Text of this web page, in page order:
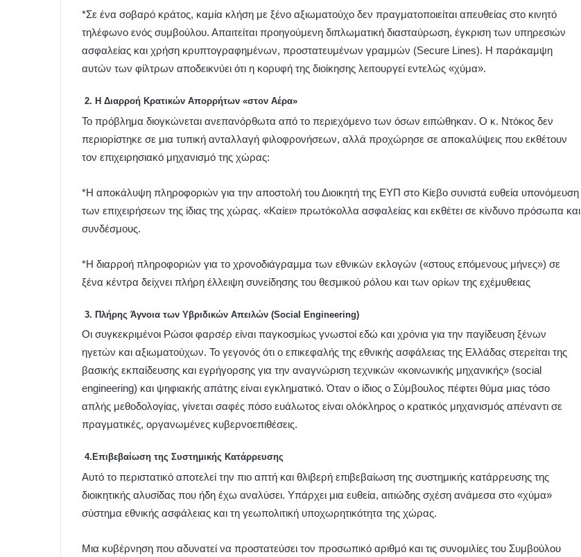
*Σε ένα σοβαρό κράτος, καμία κλήση με ξένο αξιωματούχο δεν πραγματοποιείται απευθείας στο κινητό
τηλέφωνο ενός συμβούλου. Απαιτείται προηγούμενη διπλωματική διασταύρωση, έγκριση των υπηρεσιών
ασφαλείας και χρήση κρυπτογραφημένων, προστατευμένων γραμμών (Secure Lines). Η παράκαμψη
αυτών των φίλτρων αποδεικνύει ότι η κορυφή της διοίκησης λειτουργεί εντελώς «χύμα».
2. Η Διαρροή Κρατικών Απορρήτων «στον Αέρα»
Το πρόβλημα διογκώνεται ανεπανόρθωτα από το περιεχόμενο των όσων ειπώθηκαν. Ο κ. Ντόκος δεν
περιορίστηκε σε μια τυπική ανταλλαγή φιλοφρονήσεων, αλλά προχώρησε σε αποκαλύψεις που εκθέτουν
τον επιχειρησιακό μηχανισμό της χώρας:
*Η αποκάλυψη πληροφοριών για την αποστολή του Διοικητή της ΕΥΠ στο Κίεβο συνιστά ευθεία υπονόμευση
των επιχειρήσεων της ίδιας της χώρας. «Καίει» πρωτόκολλα ασφαλείας και εκθέτει σε κίνδυνο πρόσωπα και
συνδέσμους.
*Η διαρροή πληροφοριών για το χρονοδιάγραμμα των εθνικών εκλογών («στους επόμενους μήνες») σε
ξένα κέντρα δείχνει πλήρη έλλειψη συνείδησης του θεσμικού ρόλου και των ορίων της εχέμυθειας
3. Πλήρης Άγνοια των Υβριδικών Απειλών (Social Engineering)
Οι συγκεκριμένοι Ρώσοι φαρσέρ είναι παγκοσμίως γνωστοί εδώ και χρόνια για την παγίδευση ξένων
ηγετών και αξιωματούχων. Το γεγονός ότι ο επικεφαλής της εθνικής ασφάλειας της Ελλάδας στερείται της
βασικής εκπαίδευσης και εγρήγορσης για την αναγνώριση τεχνικών «κοινωνικής μηχανικής» (social
engineering) και ψηφιακής απάτης είναι εγκληματικό. Όταν ο ίδιος ο Σύμβουλος πέφτει θύμα μιας τόσο
απλής μεθοδολογίας, γίνεται σαφές πόσο ευάλωτος είναι ολόκληρος ο κρατικός μηχανισμός απέναντι σε
πραγματικές, οργανωμένες κυβερνοεπιθέσεις.
4.Επιβεβαίωση της Συστημικής Κατάρρευσης
Αυτό το περιστατικό αποτελεί την πιο απτή και θλιβερή επιβεβαίωση της συστημικής κατάρρευσης της
διοικητικής αλυσίδας που ήδη έχω αναλύσει. Υπάρχει μια ευθεία, αιτιώδης σχέση ανάμεσα στο «χύμα»
σύστημα εθνικής ασφάλειας και τη γεωπολιτική υποχωρητικότητα της χώρας.
Μια κυβέρνηση που αδυνατεί να προστατεύσει τον προσωπικό αριθμό και τις συνομιλίες του Συμβούλου